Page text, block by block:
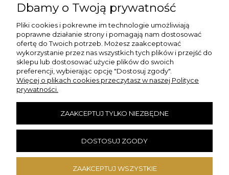
PŁATNOŚCI I DOSTAWA
INFORMACJE
O NAS
DANE KONTAKTOWE
Szybkie Zwroty
Dbamy o Twoją prywatność
Pliki cookies i pokrewne im technologie umożliwiają
poprawne działanie strony i pomagają nam dostosować
ofertę do Twoich potrzeb. Możesz zaakceptować
wykorzystanie przez nas wszystkich tych plików i przejść do
sklepu lub dostosować użycie plików do swoich
preferencji, wybierając opcję "Dostosuj zgody".
Więcej o plikach cookies przeczytasz w naszej Polityce
prywatności.
ZAAKCEPTUJ TYLKO NIEZBĘDNE
DOSTOSUJ ZGODY
ZAAKCEPTUJ WSZYSTKIE